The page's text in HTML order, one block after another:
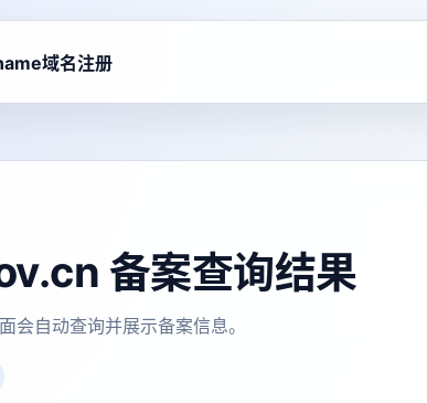
域名注册
备案查询结果
会自动查询并展示备案信息。